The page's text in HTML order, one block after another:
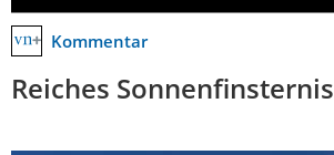
Kommentar
Reiches Sonnenfinsternis